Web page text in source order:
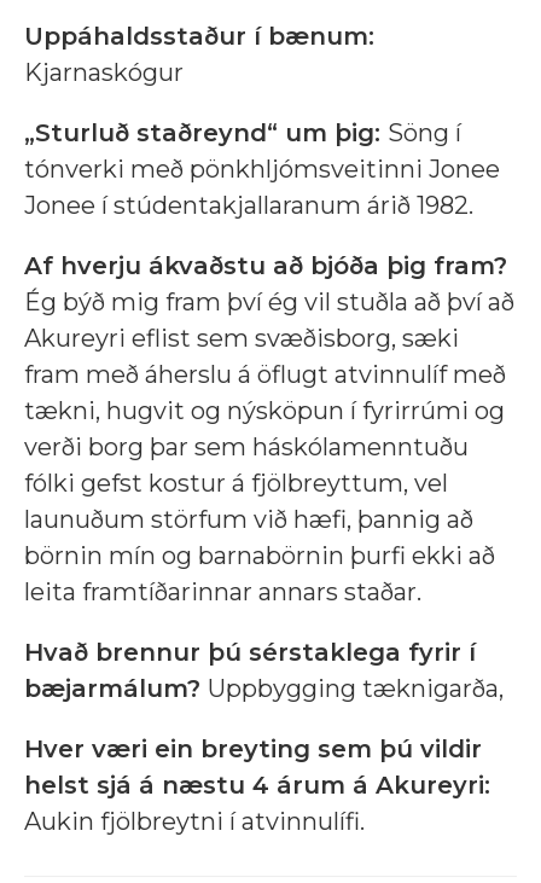
Uppáhaldsstaður í bænum:
Kjarnaskógur
„Sturluð staðreynd“ um þig: Söng í
tónverki með pönkhljómsveitinni Jonee
Jonee í stúdentakjallaranum árið 1982.
Af hverju ákvaðstu að bjóða þig fram?
Ég býð mig fram því ég vil stuðla að því að
Akureyri eflist sem svæðisborg, sæki
fram með áherslu á öflugt atvinnulíf með
tækni, hugvit og nýsköpun í fyrirrúmi og
verði borg þar sem háskólamenntuðu
fólki gefst kostur á fjölbreyttum, vel
launuðum störfum við hæfi, þannig að
börnin mín og barnabörnin þurfi ekki að
leita framtíðarinnar annars staðar.
Hvað brennur þú sérstaklega fyrir í
bæjarmálum? Uppbygging tæknigarða,
Hver væri ein breyting sem þú vildir
helst sjá á næstu 4 árum á Akureyri:
Aukin fjölbreytni í atvinnulífi.